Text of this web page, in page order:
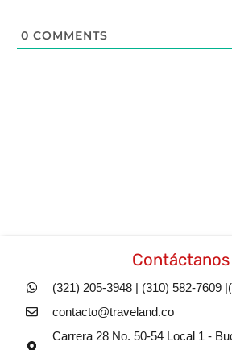
0 COMMENTS
Contáctanos
(321) 205-3948 | (310) 582-7609
contacto@traveland.co
Carrera 28 No. 50-54 Local 1 -